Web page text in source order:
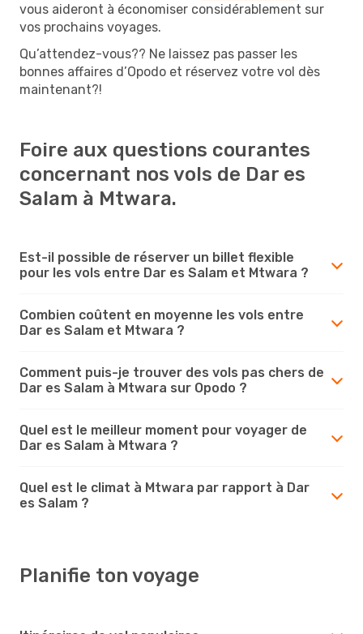
vous aideront à économiser considérablement sur
vos prochains voyages.
Qu’attendez-vous?? Ne laissez pas passer les
bonnes affaires d’Opodo et réservez votre vol dès
maintenant?!
Foire aux questions courantes
concernant nos vols de Dar es
Salam à Mtwara.
Est-il possible de réserver un billet flexible
pour les vols entre Dar es Salam et Mtwara ?
Combien coûtent en moyenne les vols entre
Dar es Salam et Mtwara ?
Comment puis-je trouver des vols pas chers de
Dar es Salam à Mtwara sur Opodo ?
Quel est le meilleur moment pour voyager de
Dar es Salam à Mtwara ?
Quel est le climat à Mtwara par rapport à Dar
es Salam ?
Planifie ton voyage